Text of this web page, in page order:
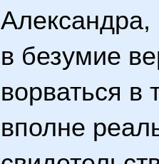
Александра,
в безумие
ворваться в
вполне